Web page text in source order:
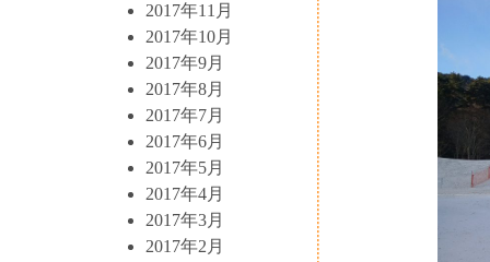
2017年11月
2017年10月
2017年9月
2017年8月
2017年7月
2017年6月
2017年5月
2017年4月
2017年3月
2017年2月